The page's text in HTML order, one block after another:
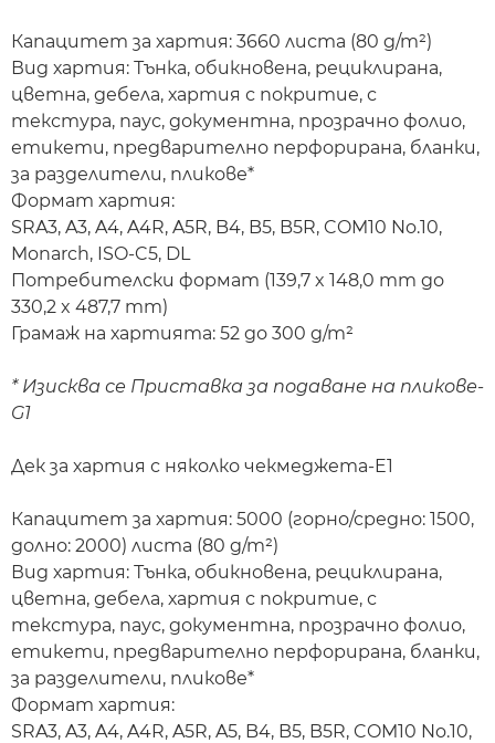
Капацитет за хартия: 3660 листа (80 g/m²)
Вид хартия: Тънка, обикновена, рециклирана,
цветна, дебела, хартия с покритие, с
текстура, паус, документна, прозрачно фолио,
етикети, предварително перфорирана, бланки,
за разделители, пликове*
Формат хартия:
SRA3, A3, A4, A4R, A5R, B4, B5, B5R, COM10 No.10,
Monarch, ISO-C5, DL
Потребителски формат (139,7 x 148,0 mm до
330,2 x 487,7 mm)
Грамаж на хартията: 52 до 300 g/m²
* Изисква се Приставка за подаване на пликове-
G1
Дек за хартия с няколко чекмеджета-E1
Капацитет за хартия: 5000 (горно/средно: 1500,
долно: 2000) листа (80 g/m²)
Вид хартия: Тънка, обикновена, рециклирана,
цветна, дебела, хартия с покритие, с
текстура, паус, документна, прозрачно фолио,
етикети, предварително перфорирана, бланки,
за разделители, пликове*
Формат хартия:
SRA3, A3, A4, A4R, A5R, A5, B4, B5, B5R, COM10 No.10,